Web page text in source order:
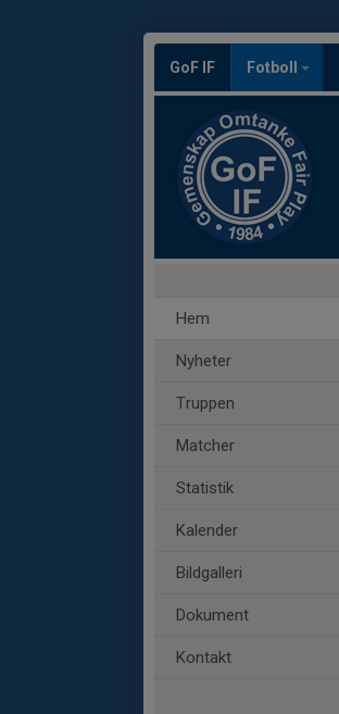
GoF IF Fotboll
Hem
Nyheter
Truppen
Matcher
Statistik
Kalender
Bildgalleri
Dokument
Kontakt